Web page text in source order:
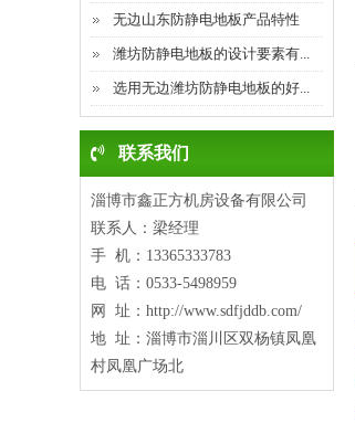
无边山东防静电地板产品特性
潍坊防静电地板的设计要素有...
选用无边潍坊防静电地板的好...
联系我们
淄博市鑫正方机房设备有限公司
联系人：梁经理
手 机：13365333783
电 话：0533-5498959
网 址：http://www.sdfjddb.com/
地 址：淄博市淄川区双杨镇凤凰
村凤凰广场北